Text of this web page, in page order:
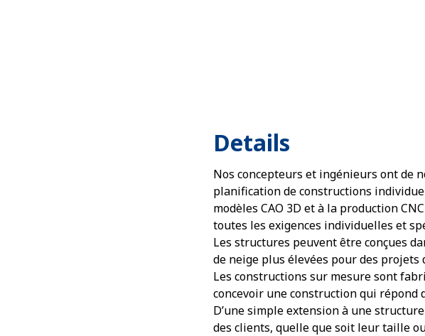
Details
Nos concepteurs et ingénieurs ont de
planification de constructions
modèles CAO 3D et à la production
toutes les exigences individuelles et
Les structures peuvent être conçues
de neige plus élevées pour des projets
Les constructions sur mesure sont
concevoir une construction qui
D’une simple extension à une
des clients, quelle que soit leur taille